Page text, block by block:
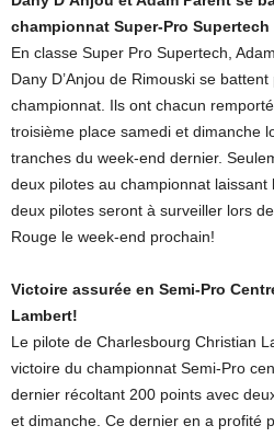
championnat Super-Pro Supertech
En classe Super Pro Supertech,
Dany D’Anjou de Rimouski se
championnat. Ils ont chacun
troisième place samedi et dimanche
tranches du week-end dernier.
deux pilotes au championnat laissant
deux pilotes seront à surveiller lors
Rouge le week-end prochain!
Victoire assurée en Semi-Pro
Lambert!
Le pilote de Charlesbourg Christian
victoire du championnat Semi-Pro
dernier récoltant 200 points avec
et dimanche. Ce dernier en a profité